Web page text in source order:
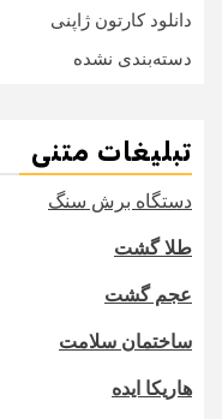
دانلود کارتون ژاپنی
دسته‌بندی نشده
تبلیغات متنی
دستگاه برش سنگ
طلا گشت
عجم گشت
ساختمان سلامت
هاریکا ایده